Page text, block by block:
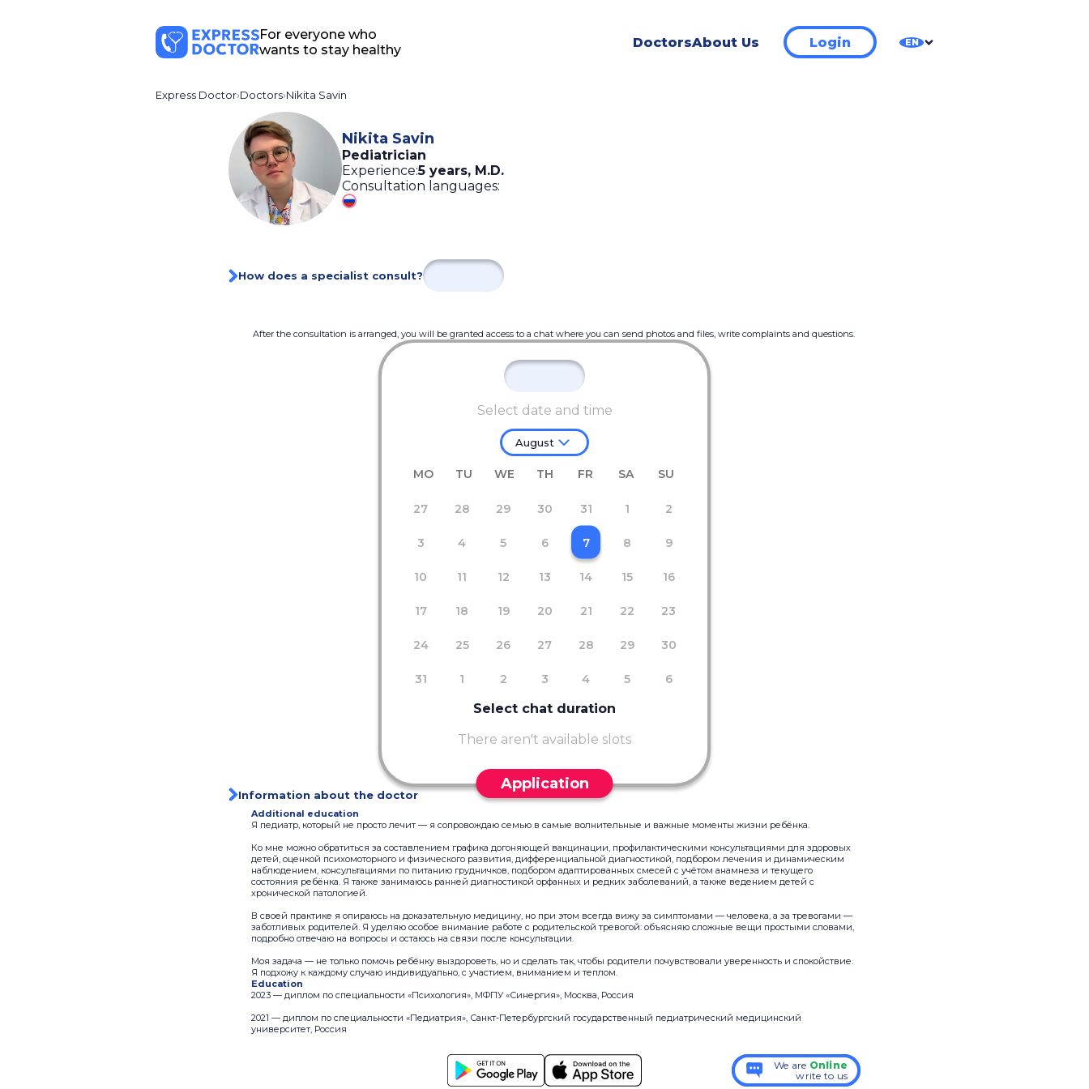
For everyone who
wants to stay healthy
DoctorsAbout Us Login EN
Express Doctor Doctors Nikita Savin
Nikita Savin
Pediatrician
Experience:5 years, M.D.
Consultation languages:
How does a specialist consult?
After the consultation is arranged, you will be granted access to a chat where you can send photos and files, write complaints and questions.
Select date and time
August
MO TU WE TH FR SA SU
27 28 29 30 31 1 2
3 4 5 6 7 8 9
10 11 12 13 14 15 16
17 18 19 20 21 22 23
24 25 26 27 28 29 30
31 1 2 3 4 5 6
Select chat duration
There aren't available slots
Application
Information about the doctor
Additional education
Я педиатр, который не просто лечит — я сопровождаю семью в самые волнительные и важные моменты жизни ребёнка.
Ко мне можно обратиться за составлением графика догоняющей вакцинации, профилактическими консультациями для здоровых
детей, оценкой психомоторного и физического развития, дифференциальной диагностикой, подбором лечения и динамическим
наблюдением, консультациями по питанию грудничков, подбором адаптированных смесей с учётом анамнеза и текущего
состояния ребёнка. Я также занимаюсь ранней диагностикой орфанных и редких заболеваний, а также ведением детей с
хронической патологией.
В своей практике я опираюсь на доказательную медицину, но при этом всегда вижу за симптомами — человека, а за тревогами —
заботливых родителей. Я уделяю особое внимание работе с родительской тревогой: объясняю сложные вещи простыми словами,
подробно отвечаю на вопросы и остаюсь на связи после консультации.
Моя задача — не только помочь ребёнку выздороветь, но и сделать так, чтобы родители почувствовали уверенность и спокойствие.
Я подхожу к каждому случаю индивидуально, с участием, вниманием и теплом.
Education
2023 — диплом по специальности «Психология», МФПУ «Синергия», Москва, Россия
2021 — диплом по специальности «Педиатрия», Санкт-Петербургский государственный педиатрический медицинский
университет, Россия
We are Online
write to us
We are Online
write to us